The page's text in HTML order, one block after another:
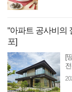
"아파트 공사비의
포]
[